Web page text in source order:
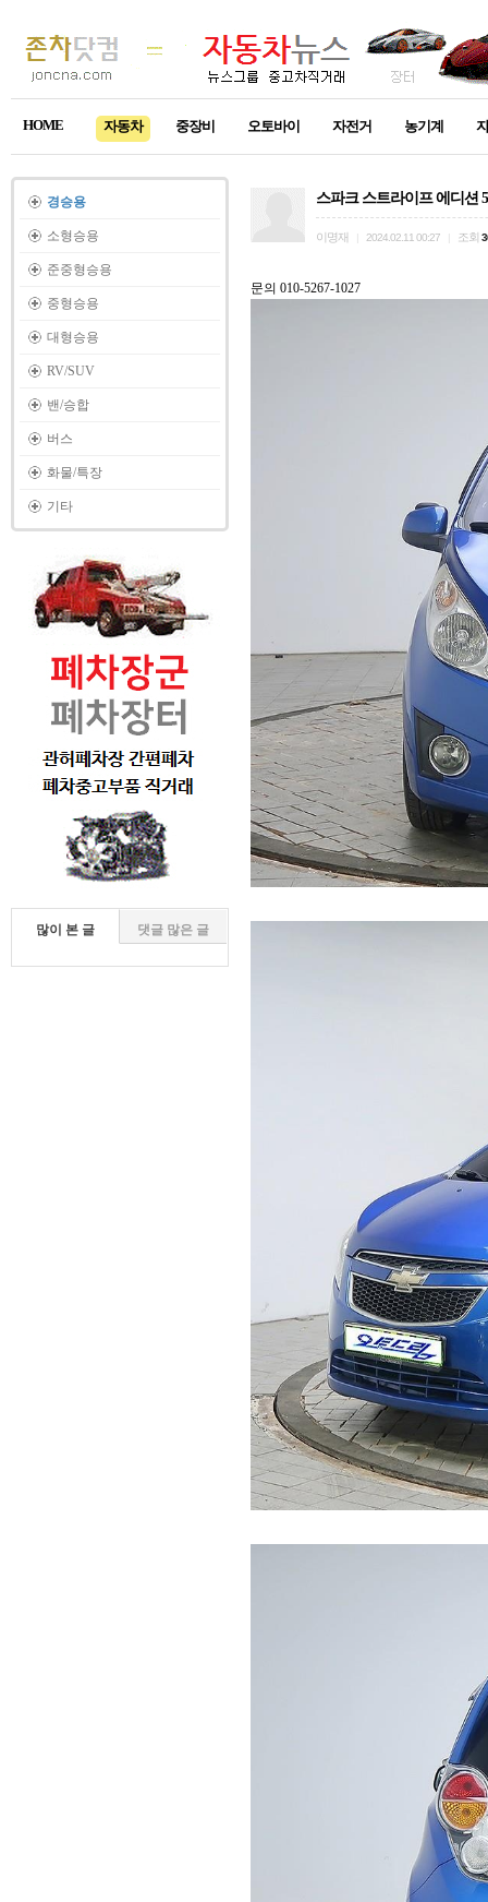
HOME 자동차 중장비 오토바이 자전거 농기계
경승용
소형승용
준중형승용
중형승용
대형승용
RV/SUV
밴/승합
버스
화물/특장
기타
많이 본 글 댓글 많은 글
스파크 스트라이프 에디션
이명재 2024.02.11 00:27 조회
문의 010-5267-1027